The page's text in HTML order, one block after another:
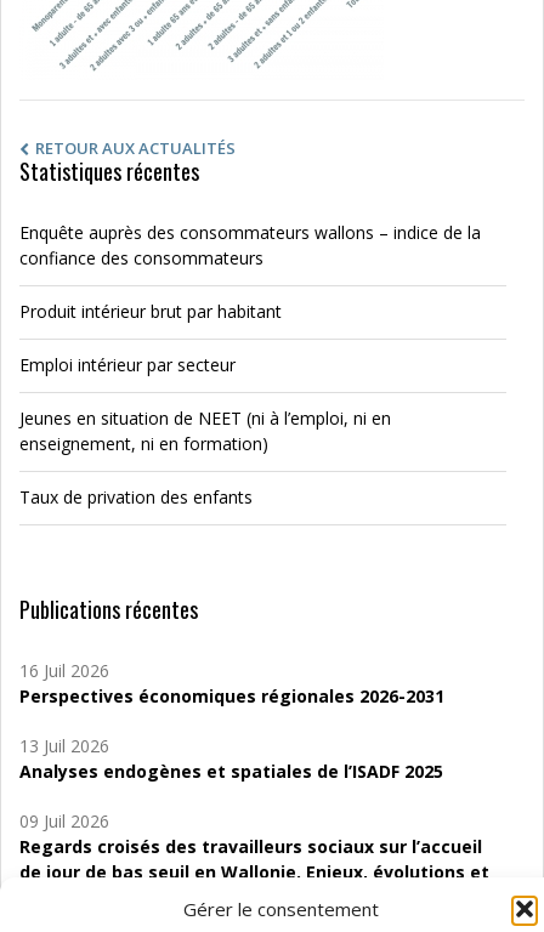
Gérer le consentement
RETOUR AUX ACTUALITÉS
Statistiques récentes
Enquête auprès des consommateurs wallons – indice de la
confiance des consommateurs
Produit intérieur brut par habitant
Emploi intérieur par secteur
Jeunes en situation de NEET (ni à l’emploi, ni en
enseignement, ni en formation)
Taux de privation des enfants
Publications récentes
16 Juil 2026
Perspectives économiques régionales 2026-2031
13 Juil 2026
Analyses endogènes et spatiales de l’ISADF 2025
09 Juil 2026
Regards croisés des travailleurs sociaux sur l’accueil
de jour de bas seuil en Wallonie. Enjeux, évolutions et